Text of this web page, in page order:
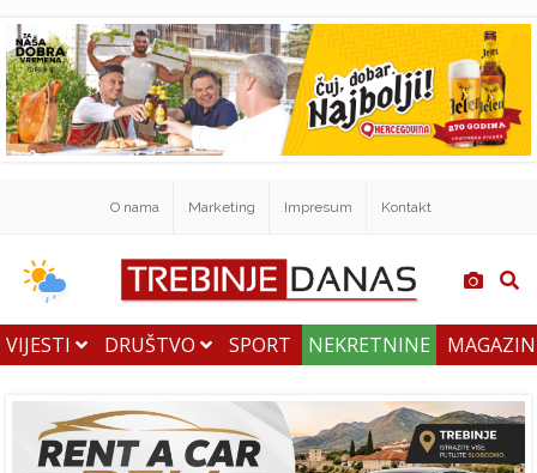
O nama Marketing Impresum Kontakt
VIJESTI DRUŠTVO SPORT NEKRETNINE